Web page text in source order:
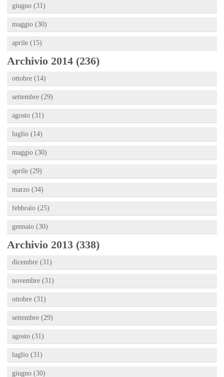
giugno (31)
maggio (30)
aprile (15)
Archivio 2014 (236)
ottobre (14)
settembre (29)
agosto (31)
luglio (14)
maggio (30)
aprile (29)
marzo (34)
febbraio (25)
gennaio (30)
Archivio 2013 (338)
dicembre (31)
novembre (31)
ottobre (31)
settembre (29)
agosto (31)
luglio (31)
giugno (30)